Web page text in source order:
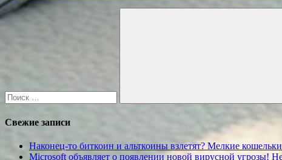
Поиск
для:
Поиск
Свежие записи
Наконец-то биткоин и альткоины взлетят? Мелкие
Microsoft объявляет о появлении новой вирусной угрозы!